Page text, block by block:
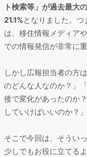
ト検索等」が過去最大
21.1%となりました。
は、移住情報メディア
での情報発信が非常に
しかし広報担当者の方
のどんな人なのか？」
後で変化があったのか
していけばいいのか？
そこで今回は、そうい
少しでもお役に立てる